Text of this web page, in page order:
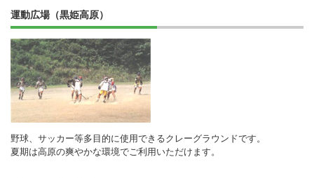
運動広場（黒姫高原）
野球、サッカー等多目的に使用できるクレーグラウンドです。
夏期は高原の爽やかな環境でご利用いただけます。